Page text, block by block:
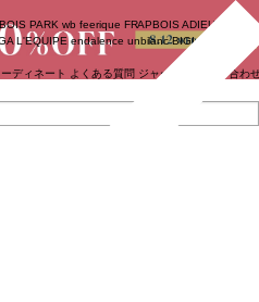
PARK wb feerique FRAPBOIS ADIEU
L'EQUIPE endalence unbilanc BIGI online store
ーディネート よくある質問 ジャーナル お問い合わ